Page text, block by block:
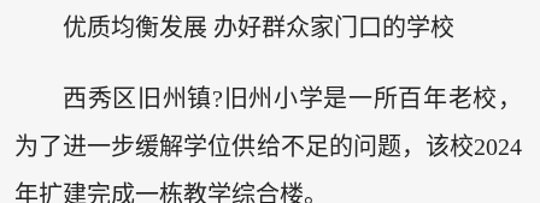
优质均衡发展 办好群众家门口的学校
西秀区旧州镇?旧州小学是一所百年老校，
为了进一步缓解学位供给不足的问题，该校2024
年扩建完成一栋教学综合楼。